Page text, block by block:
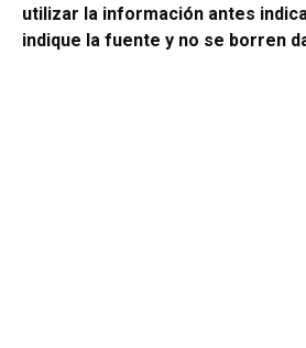
utilizar la información antes
indique la fuente y no se borren